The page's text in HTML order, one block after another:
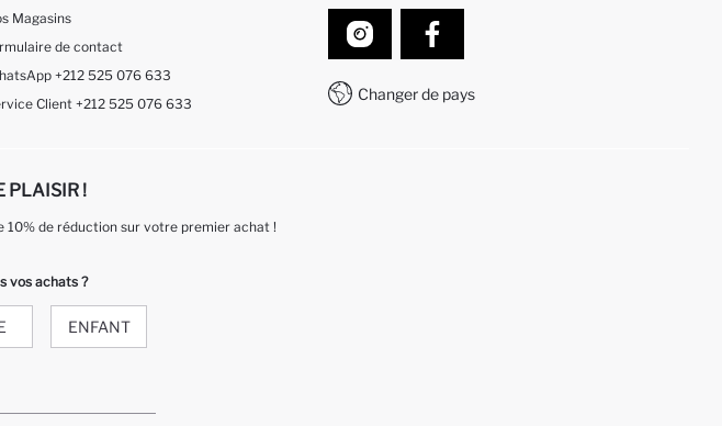
Magasins
de contact
+212 525 076 633
Client +212 525 076 633
Changer de pays
PLAISIR !
de réduction sur votre premier achat !
vos achats ?
ENFANT